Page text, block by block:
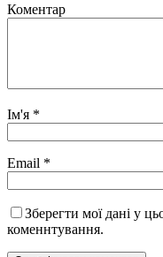
Коментар
Ім'я *
Email *
Зберегти мої дані у
коменнтування.